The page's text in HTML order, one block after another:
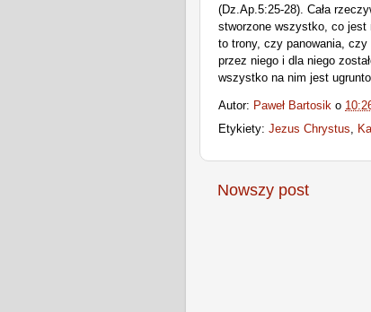
(Dz.Ap.5:25-28) . Cała
stworzone wszystko, co jest
to trony, czy panowania,
przez niego i dla niego
wszystko na nim jest
Autor: Paweł Bartosik o
Etykiety: Jezus Chrystus,
Nowszy post